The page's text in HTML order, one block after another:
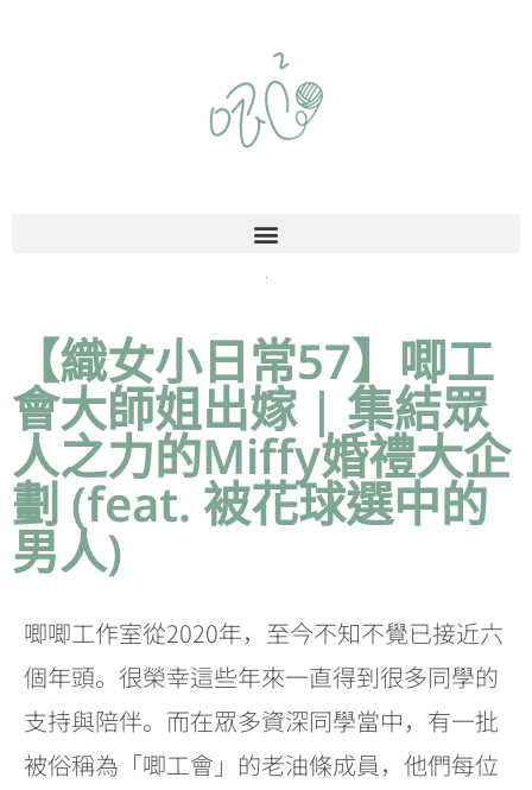
【織女小日常57】唧工
會大師姐出嫁 | 集結眾
人之力的Miffy婚禮大企
劃 (feat. 被花球選中的
男人)
唧唧工作室從2020年，至今不知不覺已接近六
個年頭。很榮幸這些年來一直得到很多同學的
支持與陪伴。而在眾多資深同學當中，有一批
被俗稱為「唧工會」的老油條成員，他們每位